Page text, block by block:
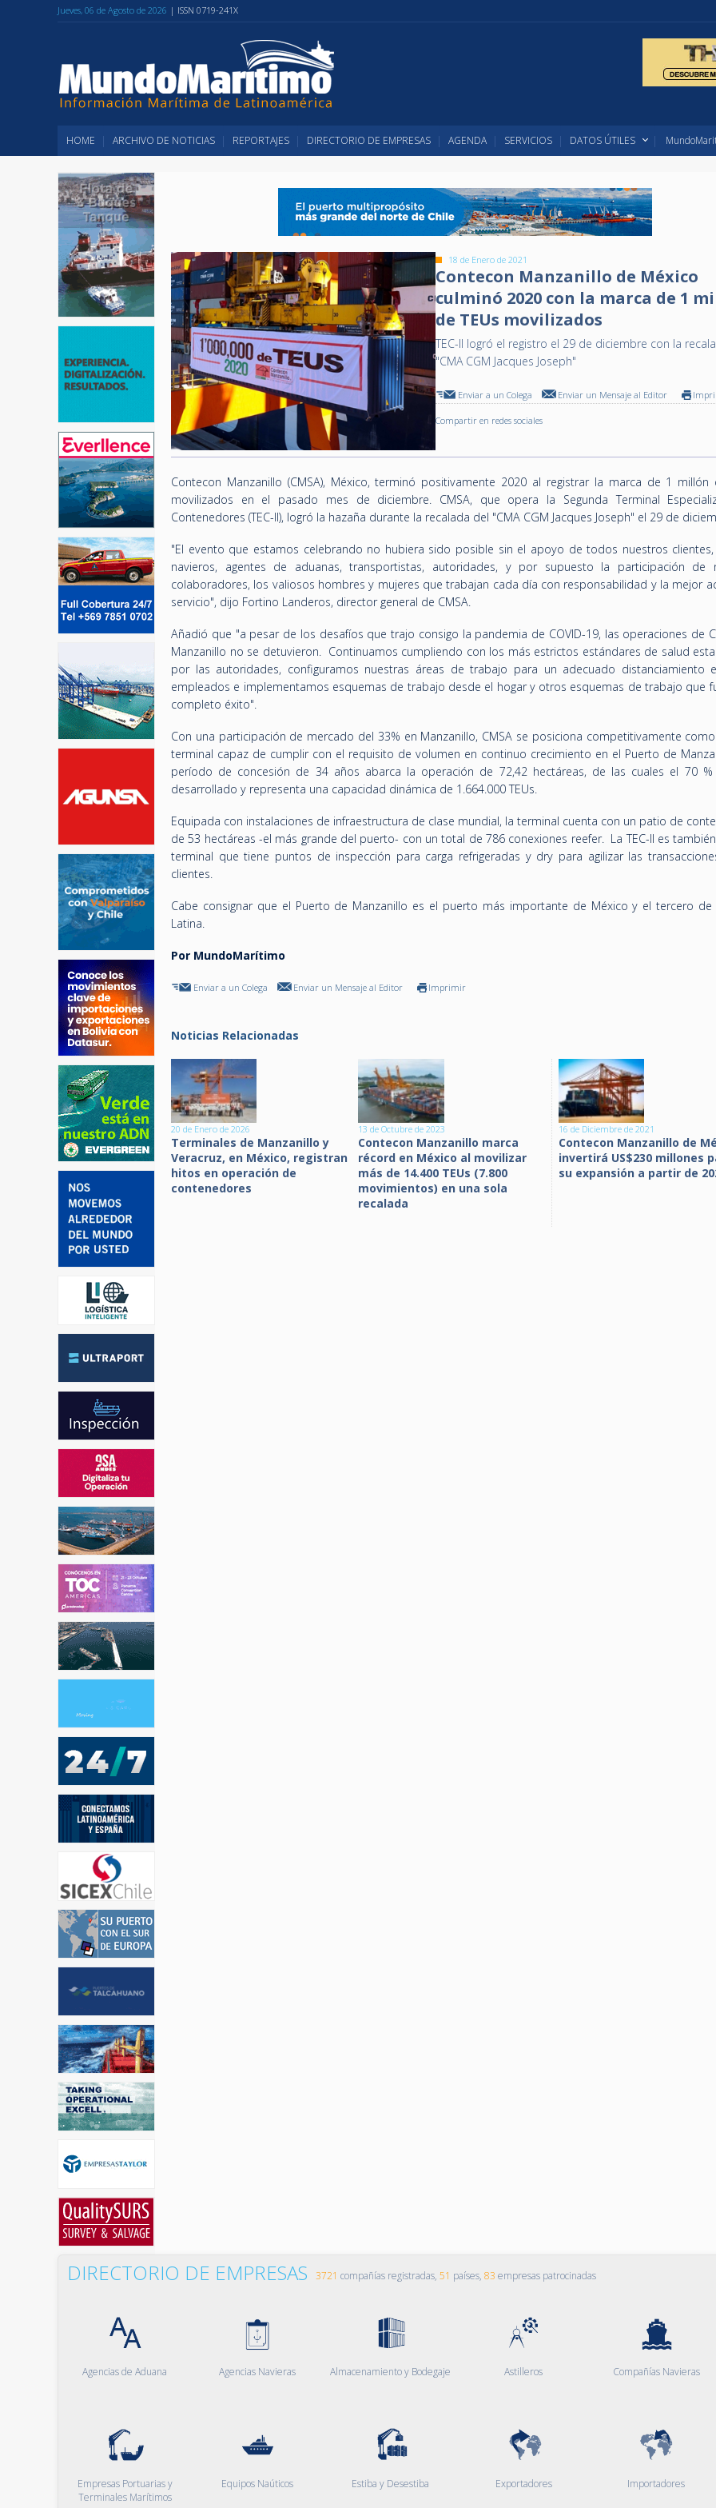
Jueves, 06 de Agosto de 2026 | ISSN 0719-241X
HOME ARCHIVO DE NOTICIAS REPORTAJES DIRECTORIO DE EMPRESAS AGENDA SERVICIOS DATOS ÚTILES
18 de Enero de 2021
Contecon Manzanillo de México
culminó 2020 con la marca de 1
de TEUs movilizados
TEC-II logró el registro el 29 de diciembre con la
"CMA CGM Jacques Joseph"
Enviar a un Colega Enviar un Mensaje al Editor
Compartir en redes sociales
Contecon Manzanillo (CMSA), México, terminó positivamente 2020 al registrar la marca de 1 millón
movilizados en el pasado mes de diciembre. CMSA, que opera la Segunda Terminal
Contenedores (TEC-II), logró la hazaña durante la recalada del "CMA CGM Jacques Joseph" el 29 de
"El evento que estamos celebrando no hubiera sido posible sin el apoyo de todos nuestros clientes,
navieros, agentes de aduanas, transportistas, autoridades, y por supuesto la participación de
colaboradores, los valiosos hombres y mujeres que trabajan cada día con responsabilidad y la mejor
servicio", dijo Fortino Landeros, director general de CMSA.
Añadió que "a pesar de los desafíos que trajo consigo la pandemia de COVID-19, las operaciones de
Manzanillo no se detuvieron. Continuamos cumpliendo con los más estrictos estándares de salud
por las autoridades, configuramos nuestras áreas de trabajo para un adecuado distanciamiento
empleados e implementamos esquemas de trabajo desde el hogar y otros esquemas de trabajo que
completo éxito".
Con una participación de mercado del 33% en Manzanillo, CMSA se posiciona competitivamente
terminal capaz de cumplir con el requisito de volumen en continuo crecimiento en el Puerto de
período de concesión de 34 años abarca la operación de 72,42 hectáreas, de las cuales el 70
desarrollado y representa una capacidad dinámica de 1.664.000 TEUs.
Equipada con instalaciones de infraestructura de clase mundial, la terminal cuenta con un patio de
de 53 hectáreas -el más grande del puerto- con un total de 786 conexiones reefer. La TEC-II es
terminal que tiene puntos de inspección para carga refrigeradas y dry para agilizar las
clientes.
Cabe consignar que el Puerto de Manzanillo es el puerto más importante de México y el tercero de
Latina.
Por MundoMarítimo
Enviar a un Colega Enviar un Mensaje al Editor Imprimir
Noticias Relacionadas
20 de Enero de 2026
Terminales de Manzanillo y
Veracruz, en México, registran
hitos en operación de
contenedores
13 de Octubre de 2023
Contecon Manzanillo marca
récord en México al movilizar
más de 14.400 TEUs (7.800
movimientos) en una sola
recalada
16 de Diciembre de 2021
Contecon Manzanillo de
invertirá US$230 millones
su expansión a partir de
DIRECTORIO DE EMPRESAS 3721 compañías registradas, 51 países, 83 empresas patrocinadas
Agencias de Aduana Agencias Navieras Almacenamiento y Bodegaje Astilleros Compañías Navieras
Empresas Portuarias y
Terminales Marítimos
Equipos Naúticos Estiba y Desestiba Exportadores Importadores